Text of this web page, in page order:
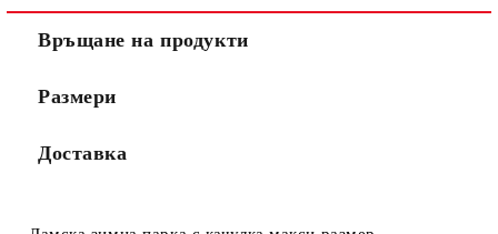
Връщане на продукти
Размери
Доставка